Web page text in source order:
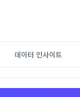
데이터 인사이트